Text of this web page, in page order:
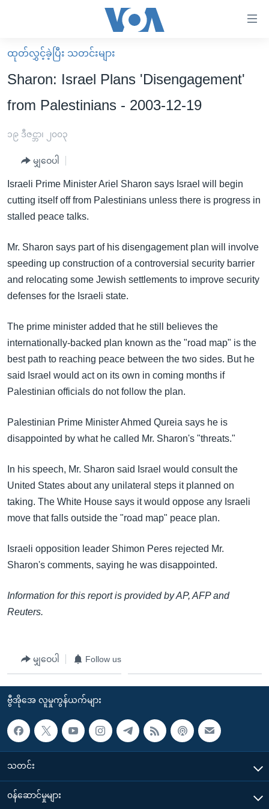
လွယ်ကူ
စေ
သည့်
များ
သို့
ကျော်
ကြည့်
ရှာဖွေ
နေရာ
သို့
ရန်
မူလစာမျက်နှာ
မြန်မာ
ကမ္ဘာ့သတင်းများ
နိုင်ငံတကာ
ဗွီဒီယို
ရပ်ဝန်းတခု လမ်းတခု အလွန်
အမေရိကန်သုံးအီဒီယံ
ရုပ်ရှင်ထဲက အင်္ဂလိပ်စာ
သုတပဒေသာ အင်္ဂလိပ်စာ
အပတ်စဉ်ကဏ္ဍများ
တီဗွီ
ရေဒီယို/တီဗွီအစီအစဉ်
Learning English
ဗွီအိုအေ လူမှုကွန်ယက်များ
ဘာသာစကားများ
ထုတ်လွှင့်ခဲ့ပြီး သတင်းများ
Sharon: Israel Plans 'Disengagement'
from Palestinians - 2003-12-19
၁၉ ဒီဇင္ဘာ၊ ၂၀၀၃
မျှဝေပါ
Israeli Prime Minister Ariel Sharon says Israel will begin
cutting itself off from Palestinians unless there is progress in
stalled peace talks.
Mr. Sharon says part of his disengagement plan will involve
speeding up construction of a controversial security barrier
and relocating some Jewish settlements to improve security
defenses for the Israeli state.
The prime minister added that he still believes the
internationally-backed plan known as the "road map" is the
best path to reaching peace between the two sides. But he
said Israel would act on its own in coming months if
Palestinian officials do not follow the plan.
Palestinian Prime Minister Ahmed Qureia says he is
disappointed by what he called Mr. Sharon's "threats."
In his speech, Mr. Sharon said Israel would consult the
United States about any unilateral steps it planned on
taking. The White House says it would oppose any Israeli
move that falls outside the "road map" peace plan.
Israeli opposition leader Shimon Peres rejected Mr.
Sharon's comments, saying he was disappointed.
Information for this report is provided by AP, AFP and
Reuters.
မျှဝေပါ Follow us
ဗွီအိုအေ လူမှုကွန်ယက်များ
သတင်း
၀န်ဆောင်မှုများ